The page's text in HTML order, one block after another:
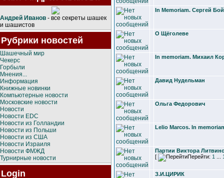
Андрей Иванов - все секреты шашек
и шашистов
Рубрики новостей
Шашечный мир
Чекерс
Горбыли
Мнения...
Информация
Книжные новинки
Компьютерные новости
Московские новости
Новости
Новости EDC
Новости из Голландии
Новости из Польши
Новости из США
Новости Израиля
Новости ФМЖД
Турнирные новости
Login
In Memoriam. Сергей
О Щёголеве
In memoriam. Михаил
Давид Нудельман
Ольга Федорович
Lelio Marcos. In
Партии Виктора
[
Перейти: 1
З.И.ЦИРИК